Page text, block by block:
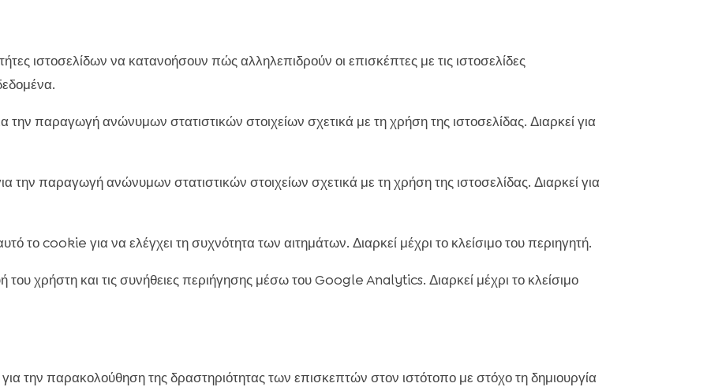
ιστοσελίδων να κατανοήσουν πώς αλληλεπιδρούν οι επισκέπτες με τις ιστοσελίδες
την παραγωγή ανώνυμων στατιστικών στοιχείων σχετικά με τη χρήση της ιστοσελίδας. Διαρκεί για
την παραγωγή ανώνυμων στατιστικών στοιχείων σχετικά με τη χρήση της ιστοσελίδας. Διαρκεί για
το cookie για να ελέγχει τη συχνότητα των αιτημάτων. Διαρκεί μέχρι το κλείσιμο του περιηγητή.
χρήστη και τις συνήθειες περιήγησης μέσω του Google Analytics. Διαρκεί μέχρι το κλείσιμο
την παρακολούθηση της δραστηριότητας των επισκεπτών στον ιστότοπο με στόχο τη δημιουργία